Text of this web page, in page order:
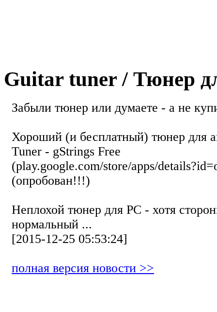
Guitar tuner / Тюнер
Забыли тюнер или думаете - а не
Хороший (и бесплатный) тюнер для
Tuner - gStrings Free
(play.google.com/store/apps/
(опробован!!!)
Неплохой тюнер для РС - хотя
нормальный ...
[2015-12-25 05:53:24]
полная версия новости >>